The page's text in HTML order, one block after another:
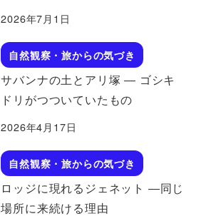
2026年7月1日
自然観察・旅からの気づき
サバンナの土とアリ塚 ― ゴシキ
ドリがつついていたもの
2026年4月17日
自然観察・旅からの気づき
ロッジに現れるジェネット ―同じ
場所に来続ける理由